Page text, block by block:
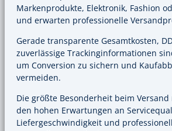
Markenprodukte, Elektronik, Fashion
und erwarten professionelle
Gerade transparente Gesamtkosten,
zuverlässige Trackinginformationen
um Conversion zu sichern und
vermeiden.
Die größte Besonderheit beim
den hohen Erwartungen an
Liefergeschwindigkeit und